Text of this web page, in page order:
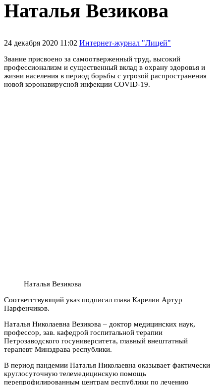
Наталья Везикова
24 декабря 2020 11:02 Интернет-журнал "Лицей"
Звание присвоено за самоотверженный труд, высокий
профессионализм и существенный вклад в охрану здоровья и
жизни населения в период борьбы с угрозой распространения
новой коронавирусной инфекции COVID-19.
Наталья Везикова
Соответствующий указ подписал глава Карелии Артур
Парфенчиков.
Наталья Николаевна Везикова – доктор медицинских наук,
профессор, зав. кафедрой госпитальной терапии
Петрозаводского госуниверситета, главный внештатный
терапевт Минздрава республики.
В период пандемии Наталья Николаевна оказывает фактически
круглосуточную телемедицинскую помощь
перепрофилированным центрам республики по лечению